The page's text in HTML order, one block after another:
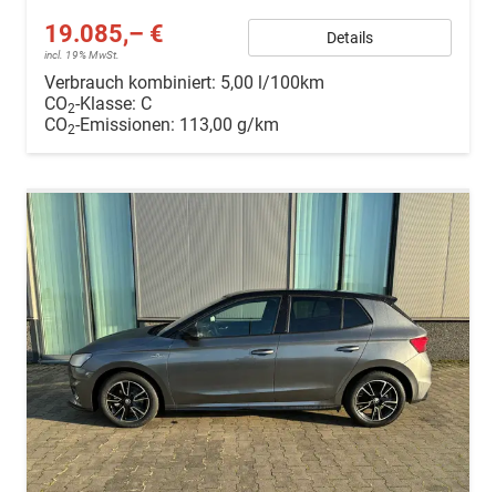
19.085,– €
incl. 19% MwSt.
Details
Verbrauch kombiniert: 5,00 l/100km
CO2-Klasse: C
CO2-Emissionen: 113,00 g/km